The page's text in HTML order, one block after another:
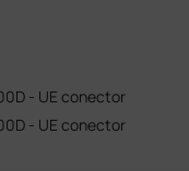
- UE conector
- UE conector